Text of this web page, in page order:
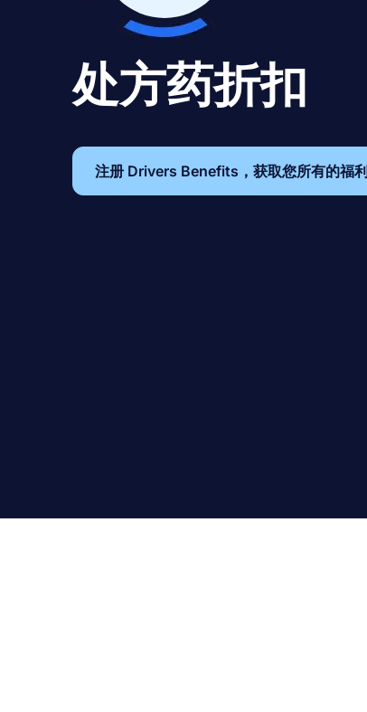
处方药折扣
注册 Drivers Benefits，获取您所有的福利